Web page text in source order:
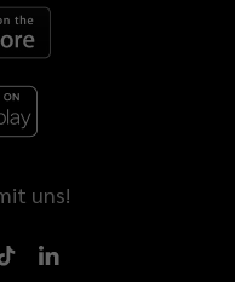
uns!